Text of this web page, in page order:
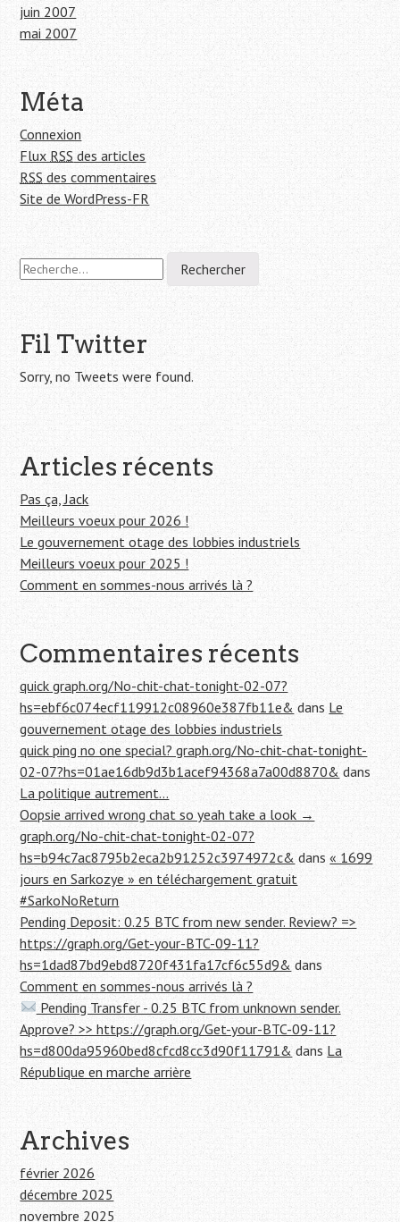
juin 2007
mai 2007
Méta
Connexion
Flux RSS des articles
RSS des commentaires
Site de WordPress-FR
R
e
e
r
c
e
r
Fil Twitter
Sorry, no Tweets were found.
Articles récents
Pas ça, Jack
Meilleurs voeux pour 2026 !
Le gouvernement otage des lobbies industriels
Meilleurs voeux pour 2025 !
Comment en sommes-nous arrivés là ?
Commentaires récents
quick graph.org/No-chit-chat-tonight-02-07?
hs=ebf6c074ecf119912c08960e387fb11e& dans Le
gouvernement otage des lobbies industriels
quick ping no one special? graph.org/No-chit-chat-tonight-
02-07?hs=01ae16db9d3b1acef94368a7a00d8870& dans
La politique autrement…
Oopsie arrived wrong chat so yeah take a look →
graph.org/No-chit-chat-tonight-02-07?
hs=b94c7ac8795b2eca2b91252c3974972c&dans« 1699
jours en Sarkozye » en téléchargement gratuit
#SarkoNoReturn
Pending Deposit: 0.25 BTC from new sender. Review? =>
https://graph.org/Get-your-BTC-09-11?
hs=1dad87bd9ebd8720f431fa17cf6c55d9& dans
Comment en sommes-nous arrivés là ?
Pending Transfer - 0.25 BTC from unknown sender.
Approve? >> https://graph.org/Get-your-BTC-09-11?
hs=d800da95960bed8cfcd8cc3d90f11791& dans La
République en marche arrière
Archives
février 2026
décembre 2025
novembre 2025